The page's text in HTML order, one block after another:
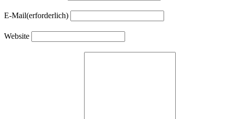
E-Mail(erforderlich)
Website